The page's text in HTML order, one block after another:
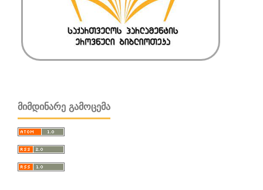
ᲛᲘᲛᲓᲘᲜᲐᲠᲔ ᲒᲐᲛᲝᲪᲔᲛᲐ